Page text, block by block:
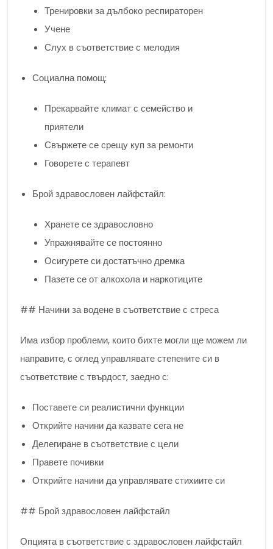
Тренировки за дълбоко респираторен
Учене
Слух в съответствие с мелодия
Социална помощ:
Прекарвайте климат с семейство и
приятели
Свържете се срещу куп за ремонти
Говорете с терапевт
Брой здравословен лайфстайл:
Хранете се здравословно
Упражнявайте се постоянно
Осигурете си достатъчно дремка
Пазете се от алкохола и наркотиците
## Начини за водене в съответствие с стреса
Има избор проблеми, които бихте могли ще можем ли
направите, с оглед управлявате степените си в
съответствие с твърдост, заедно с:
Поставете си реалистични функции
Открийте начини да казвате сега не
Делегиране в съответствие с цели
Правете почивки
Открийте начини да управлявате стихиите си
## Брой здравословен лайфстайл
Опцията в съответствие с здравословен лайфстайл